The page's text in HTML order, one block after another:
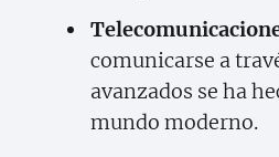
comunicarse a
avanzados se ha
mundo moderno.